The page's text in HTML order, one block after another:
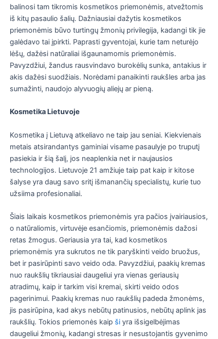
balinosi tam tikromis kosmetikos priemonėmis, atvežtomis
iš kitų pasaulio šalių. Dažniausiai dažytis kosmetikos
priemonėmis būvo turtingų žmonių privilegija, kadangi tik jie
galėdavo tai įpirkti. Paprasti gyventojai, kurie tam neturėjo
lėšų, dažėsi natūraliai išgaunamomis priemonėmis.
Pavyzdžiui, žandus rausvindavo burokėlių sunka, antakius ir
akis dažėsi suodžiais. Norėdami panaikinti raukšles arba jas
sumažinti, naudojo alyvuogių aliejų ar pieną.
Kosmetika Lietuvoje
Kosmetika į Lietuvą atkeliavo ne taip jau seniai. Kiekvienais
metais atsirandantys gaminiai visame pasaulyje po truputį
pasiekia ir šią šalį, jos neaplenkia net ir naujausios
technologijos. Lietuvoje 21 amžiuje taip pat kaip ir kitose
šalyse yra daug savo sritį išmanančių specialistų, kurie tuo
užsiima profesionaliai.
Šiais laikais kosmetikos priemonėmis yra pačios įvairiausios,
o natūraliomis, virtuvėje esančiomis, priemonėmis dažosi
retas žmogus. Geriausia yra tai, kad kosmetikos
priemonėmis yra sukrutos ne tik paryškinti veido bruožus,
bet ir pasirūpinti savo veido oda. Pavyzdžiui, paakių kremas
nuo raukšlių tikriausiai daugeliui yra vienas geriausių
atradimų, kaip ir tarkim visi kremai, skirti veido odos
pagerinimui. Paakių kremas nuo raukšlių padeda žmonėms,
jis pasirūpina, kad akys nebūtų patinusios, nebūtų aplink jas
raukšlių. Tokios priemonės kaip ši yra išsigelbėjimas
daugeliui žmonių, kadangi stresas ir nesustojantis gyvenimo